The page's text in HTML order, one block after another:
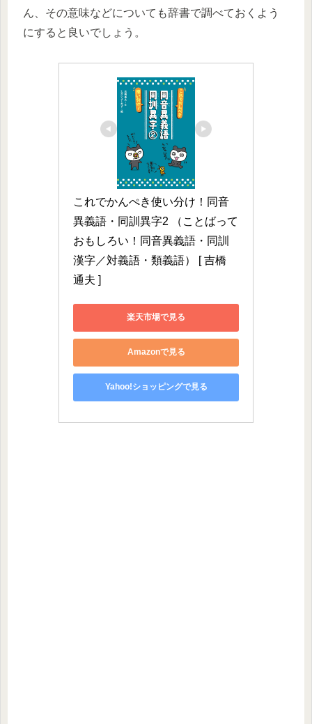
ん、その意味などについても辞書で調べておくよう
にすると良いでしょう。
これでかんぺき使い分け！同音
異義語・同訓異字2 （ことばって
おもしろい！同音異義語・同訓
漢字／対義語・類義語） [ 吉橋
通夫 ]
楽天市場で見る
Amazonで見る
Yahoo!ショッピングで見る